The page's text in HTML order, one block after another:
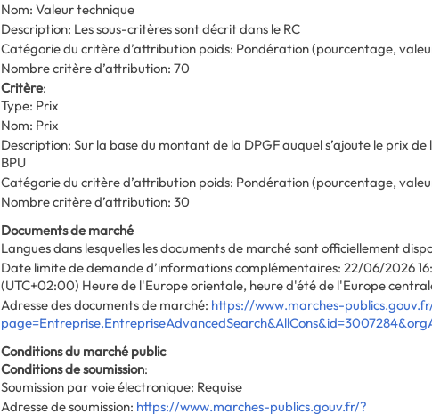
Nom: Valeur technique
Description: Les sous-critères sont décrit dans le RC
Catégorie du critère d’attribution poids: Pondération (pourcentage,
Nombre critère d’attribution: 70
Critère:
Type: Prix
Nom: Prix
Description: Sur la base du montant de la DPGF auquel s’ajoute le prix de
BPU
Catégorie du critère d’attribution poids: Pondération (pourcentage,
Nombre critère d’attribution: 30
Documents de marché
Langues dans lesquelles les documents de marché sont officiellement
Date limite de demande d’informations complémentaires: 22/06/2026
(UTC+02:00) Heure de l'Europe orientale, heure d'été de l'Europe
Adresse des documents de marché: https://www.marches-
Conditions du marché public
Conditions de soumission:
Soumission par voie électronique: Requise
Adresse de soumission: https://www.marches-publics.gouv.fr/?